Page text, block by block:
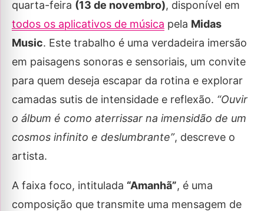
quarta-feira (13 de novembro), disponível em
todos os aplicativos de música pela Midas
Music. Este trabalho é uma verdadeira imersão
em paisagens sonoras e sensoriais, um convite
para quem deseja escapar da rotina e explorar
camadas sutis de intensidade e reflexão. “Ouvir
o álbum é como aterrissar na imensidão de um
cosmos infinito e deslumbrante”, descreve o
artista.
A faixa foco, intitulada “Amanhã”, é uma
composição que transmite uma mensagem de